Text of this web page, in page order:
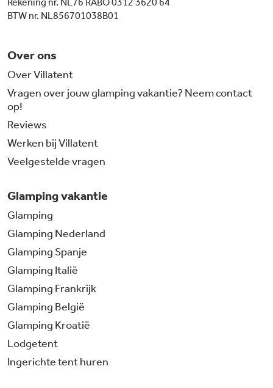
BTW nr. NL856701038B01
Over ons
Over Villatent
Vragen over jouw glamping vakantie? Neem contact
op!
Reviews
Werken bij Villatent
Veelgestelde vragen
Glamping vakantie
Glamping
Glamping Nederland
Glamping Spanje
Glamping Italië
Glamping Frankrijk
Glamping België
Glamping Kroatië
Lodgetent
Ingerichte tent huren